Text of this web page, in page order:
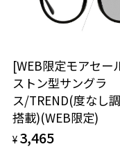
をされる場合は、レン
戴する場合がございます。
にご提示いだければ、初
タッフにご提示ください。
商品発送から6か月を過
ル】のご提示が無かった
円(税込)を頂戴いたしま
[WEB限定モアセー
ストン型サングラ
ス/TREND(度なし
搭載)(WEB限定)
¥ 3,465